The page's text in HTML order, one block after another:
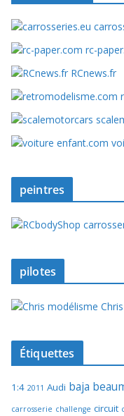
rc-
RCnews.fr
peintres
pilotes
Étiquettes
1:4 2011 Audi baja
carrosserie challenge circuit